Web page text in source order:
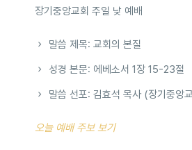
장기중앙교회 주일 낮 예배
말씀 제목: 교회의 본질
성경 본문: 에베소서 1장 15-23절
말씀 선포: 김효석 목사 (장기중앙
오늘 예배 주보 보기